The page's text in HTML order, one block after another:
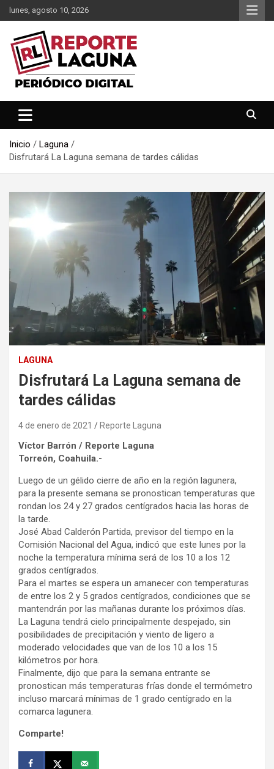
Saltar
al
contenido
lunes, agosto 10, 2026
Reporte Laguna
Inicio
Laguna
Disfrutará La Laguna semana de tardes cálidas
LAGUNA
Disfrutará La Laguna semana de
tardes cálidas
4 de enero de 2021 Reporte Laguna
Víctor Barrón / Reporte Laguna
Torreón, Coahuila.-
Luego de un gélido cierre de año en la región lagunera,
para la presente semana se pronostican temperaturas que
rondan los 24 y 27 grados centígrados hacia las horas de
la tarde.
José Abad Calderón Partida, previsor del tiempo en la
Comisión Nacional del Agua, indicó que este lunes por la
noche la temperatura mínima será de los 10 a los 12
grados centígrados.
Para el martes se espera un amanecer con temperaturas
de entre los 2 y 5 grados centígrados, condiciones que se
mantendrán por las mañanas durante los próximos días.
La Laguna tendrá cielo principalmente despejado, sin
posibilidades de precipitación y viento de ligero a
moderado velocidades que van de los 10 a los 15
kilómetros por hora.
Finalmente, dijo que para la semana entrante se
pronostican más temperaturas frías donde el termómetro
incluso marcará mínimas de 1 grado centígrado en la
comarca lagunera.
Comparte!